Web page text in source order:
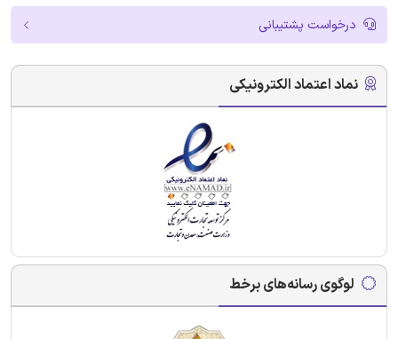
درخواست پشتیبانی
نماد اعتماد الکترونیکی
لوگوی رسانه‌های برخط